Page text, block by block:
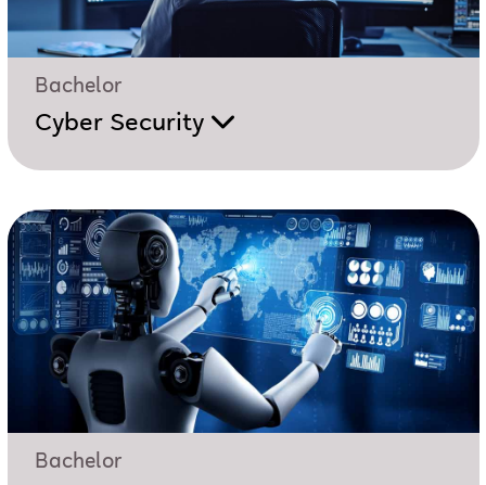
Bachelor
Cyber Security
Bachelor